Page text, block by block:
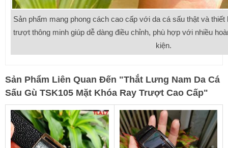
Sản phẩm mang phong cách cao cấp với da cá sấu thật và
trượt thông minh giúp dễ dàng điều chỉnh, phù hợp với nhiều
kiện.
Sản Phẩm Liên Quan Đến "Thắt Lưng Nam Da Cá
Sấu Gù TSK105 Mặt Khóa Ray Trượt Cao Cấp"